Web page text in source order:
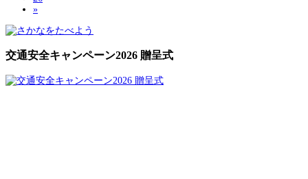
»
交通安全キャンペーン2026 贈呈式